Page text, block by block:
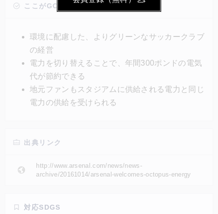
有する施設の電力利用を再生可能エネルギーへと切り
経営への移行を目指す。電力切り替えの対象にはエミ
レーツスタジアムも対象で、近い将来、同スタジアム
は100％再生可能エネルギーで運営される予定。
ここがGOOD!
環境に配慮した、よりグリーンなサッカークラブ
の経営
電力を切り替えることで、年間300ポンドの電気
代が節約できる
地元ファンもスタジアムに供給される電力と同じ
電力の供給を受けられる
出典リンク
http://www.arsenal.com/news/news-
archive/20161014/arsenal-welcomes-octopus-energy
対応SDGS